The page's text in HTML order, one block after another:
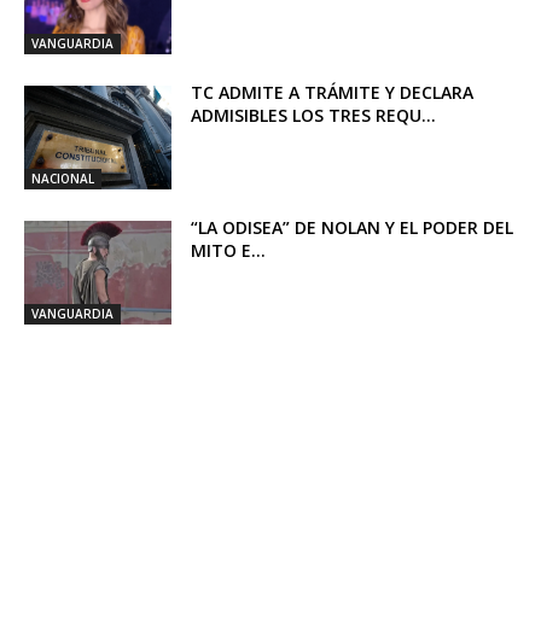
VANGUARDIA
NACIONAL
TC ADMITE A TRÁMITE Y DECLARA
ADMISIBLES LOS TRES REQU...
VANGUARDIA
“LA ODISEA” DE NOLAN Y EL PODER DEL
MITO E...